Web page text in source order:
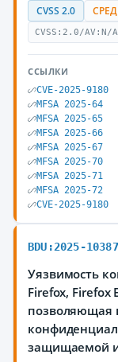
CVSS 2.0
CVSS:2.0/
ССЫЛКИ
CVE-2025-9180
MFSA 2025-64
MFSA 2025-65
MFSA 2025-66
MFSA 2025-67
MFSA 2025-70
MFSA 2025-71
MFSA 2025-72
CVE-2025-9180
BDU:2025-10387
Уязвимость
Firefox, Firefox
позволяющая
защищаемой